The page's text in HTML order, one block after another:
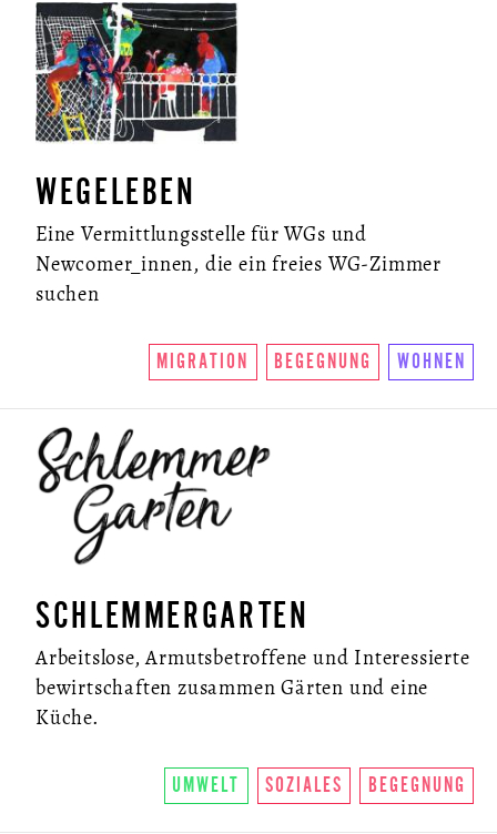
WEGELEBEN
Eine Vermittlungsstelle für WGs und
Newcomer_innen, die ein freies WG-Zimmer
suchen
MIGRATION BEGEGNUNG WOHNEN
SCHLEMMERGARTEN
Arbeitslose, Armutsbetroffene und Interessierte
bewirtschaften zusammen Gärten und eine
Küche.
UMWELT SOZIALES BEGEGNUNG